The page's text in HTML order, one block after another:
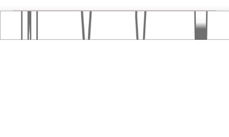
コツ・ポイントに関連する早見表はこちら
おすすめ記事